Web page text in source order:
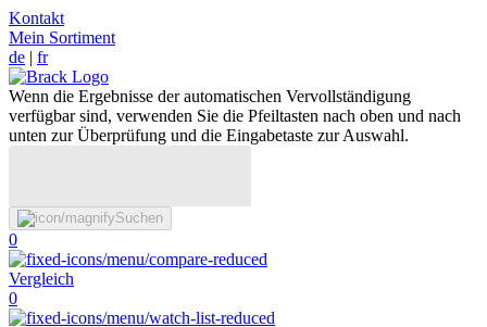
Kontakt
Mein Sortiment
de | fr
Wenn die Ergebnisse der automatischen Vervollständigung
verfügbar sind, verwenden Sie die Pfeiltasten nach oben und nach
unten zur Überprüfung und die Eingabetaste zur Auswahl.
Suchen
0
Vergleich
0